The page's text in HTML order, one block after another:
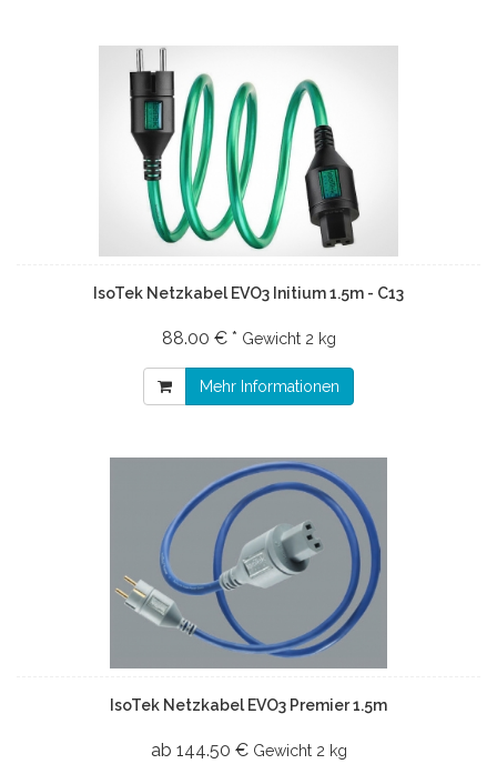
IsoTek Netzkabel EVO3 Initium 1.5m - C13
88.00 € * Gewicht 2 kg
Mehr Informationen
IsoTek Netzkabel EVO3 Premier 1.5m
ab 144.50 € Gewicht 2 kg